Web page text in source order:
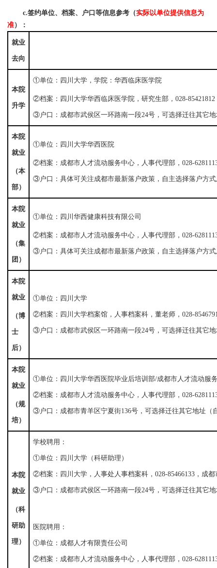
c.签约单位、档案、户口等信息参考（实际以单位提供信息为
准）：
就业
去向
本院
升学
①单位：四川大学，学院：华西临床医学院
②档案：四川大学华西临床医学院，研究生部，028-
③户口：成都市武侯区一环路南一段24号，可选择迁往其它
本院
就业
（本
部）
①单位：四川大学华西医院
②档案：成都市人才流动服务中心，人事代理部，028-
③户口：具体可关注成都市最新落户政策，自主选择落户方
本院
就业
（集
团）
①单位：四川华西健康科技有限公司
②档案： 成都市人才流动服务中心，人事代理部，028-
③户口：具体可关注成都市最新落户政策，自主选择落户方
本院
就业
（博
士
后）
①单位：四川大学
②档案：四川大学档案馆，人事档案科，董老师，028-
③户口：成都市武侯区一环路南一段24号，可选择迁往其它
本院
就业
（规
培）
①单位：四川大学华西医院毕业后培训部/成都市人才流动服
②档案：成都市人才流动服务中心，人事代理部，028-
③户口：成都市青羊区宁夏街136号，可选择迁往其它地址（
本院
就业
（科
研助
理）
学校聘用：
①单位：四川大学（科研助理）
②档案：四川大学，人事处人事档案科，028-85466133，成
③户口：成都市武侯区一环路南一段24号，可选择迁往其它
医院聘用：
①单位：成都人才有限责任公司
②档案：成都市人才流动服务中心，人事代理部，028-